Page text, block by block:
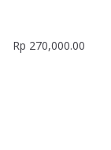
Rp 270,000.00